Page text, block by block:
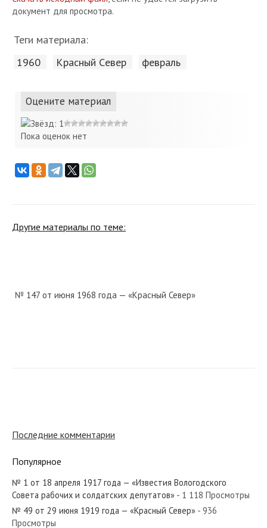
документ для просмотра.
Теги материала:
1960 Красный Cевер февраль
Оцените материал
Пока оценок нет
Другие материалы по теме:
№ 147 от июня 1968 года — «Красный Север»
№ 124 от июня 1939 года — «Красный Север»
Последние комментарии
Популярное
№ 1 от 18 апреля 1917 года — «Известия Вологодского
Совета рабочих и солдатских депутатов» - 1 118 Просмотры
№ 49 от 29 июня 1919 года — «Красный Север» - 936
Просмотры